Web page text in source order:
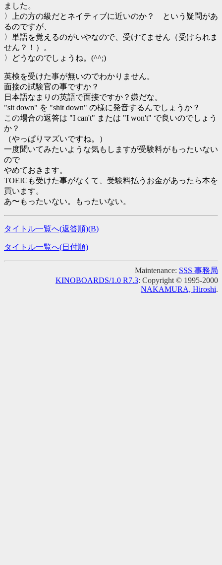
ました。
〉上の方の級だとネイティブに近いのか？ という疑問があ
るのですが、
〉単語を覚えるのがいやなので、受けてません（受けられま
せん？！）。
〉どうなのでしょうね。(^^;)
英検を受けた事が無いのでわかりません。
面接の試験官の事ですか？
日本語なまりの英語で面接ですか？嫌だな。
"sit down" を "shit down" の様に発音するんでしょうか？
この場合の返答は "I can't" または "I won't" で良いのでしょう
か？
（やっぱりマズいですね。）
一度聞いてみたいような気もしますが受験料がもったいない
ので
やめておきます。
TOEICも受けた事がなくて、受験料払うお金があったら本を
買います。
あ〜もったいない。もったいない。
タイトル一覧へ(返答順)(B)
タイトル一覧へ(日付順)
Maintenance: SSS 事務局
KINOBOARDS/1.0 R7.3: Copyright © 1995-2000
NAKAMURA, Hiroshi.